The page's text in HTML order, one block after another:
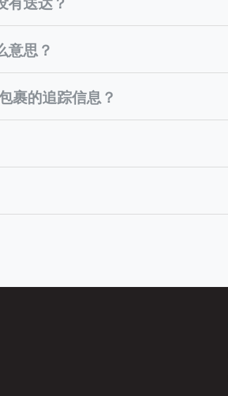
意思？
Van：
Point:
：
裹的追踪信息？